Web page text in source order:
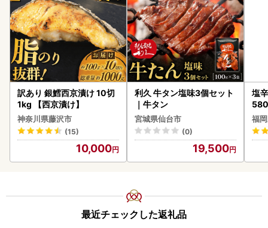
訳あり 銀鱈西京漬け 10切
1kg 【西京漬け】
神奈川県藤沢市
(15)
10,000
利久 牛タン塩味3個セット
｜牛タン
宮城県仙台市
(0)
19,500
塩
福
最近チェックした返礼品